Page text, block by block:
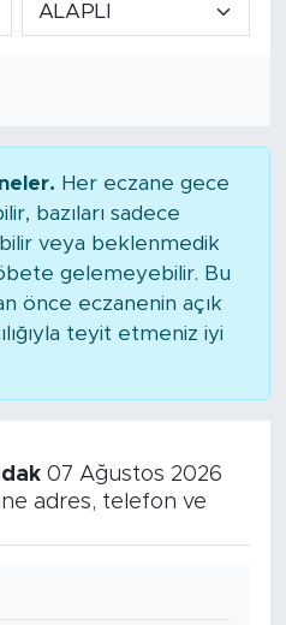
Her eczane gece
bazıları sadece
veya beklenmedik
gelemeyebilir. Bu
önce eczanenin açık
teyit etmeniz iyi
07 Ağustos 2026
adres, telefon ve